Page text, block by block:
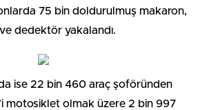
75 bin doldurulmuş makaron,
dedektör yakalandı.
ise 22 bin 460 araç şoföründen
motosiklet olmak üzere 2 bin 997